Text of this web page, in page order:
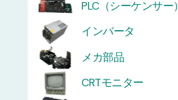
PLC（シーケンサー）
インバータ
メカ部品
CRTモニター